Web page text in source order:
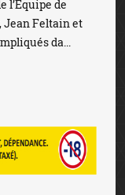
l’Équipe de
Jean Feltain et
da...